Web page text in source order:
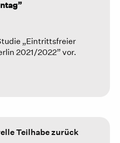
„Eintrittsfreier
2021/2022” vor.
Teilhabe zurück